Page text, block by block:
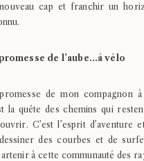
cap et franchir un
de l’aube…à vélo
de mon compagnon
la quête des chemins qui
C’est l’esprit d’aventure
des courbes et de
à cette communauté des